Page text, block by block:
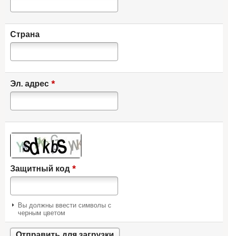
Страна
Эл. адрес *
Защитный код *
Вы должны ввести символы с
черным цветом